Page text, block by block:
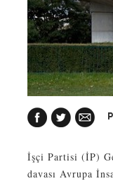
İşçi Partisi (İP)
davası Avrupa